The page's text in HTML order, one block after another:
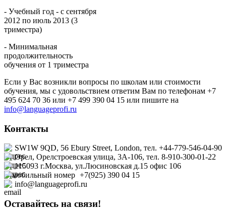
- Учебный год - с сентября
2012 по июль 2013 (3
триместра)
- Минимальная
продолжительность
обучения от 1 триместра
Если у Вас возникли вопросы по школам или стоимости
обучения, мы с удовольствием ответим Вам по телефонам +7
495 624 70 36 или +7 499 390 04 15 или пишите на
info@languageprofi.ru
Контакты
SW1W 9QD, 56 Ebury Street, London, тел. +44-779-546-04-90
Орел, Орелстроевская улица, 3А-106, тел. 8-910-300-01-22
115093 г.Москва, ул.Люсиновская д.15 офис 106
+7(925) 390 04 15
info@languageprofi.ru
Оставайтесь на связи!